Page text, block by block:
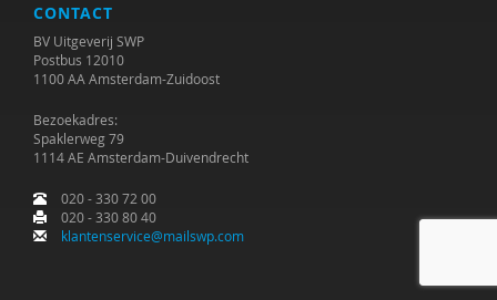
CONTACT
BV Uitgeverij SWP
Postbus 12010
1100 AA Amsterdam-Zuidoost
Bezoekadres:
Spaklerweg 79
1114 AE Amsterdam-Duivendrecht
020 - 330 72 00
020 - 330 80 40
klantenservice@mailswp.com